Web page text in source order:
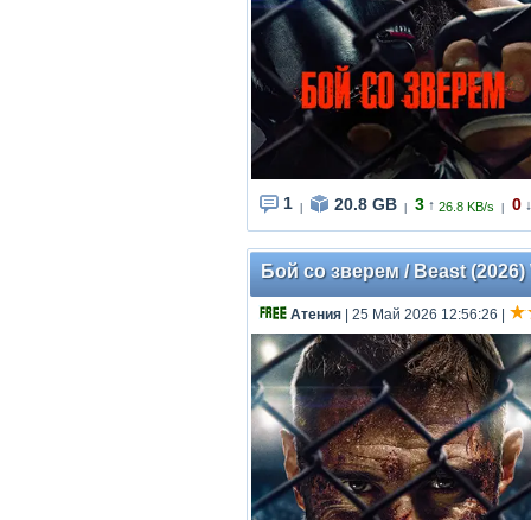
1 20.8 GB 3 ↑ 26.8 KB/s 0 ↓
Бой со зверем / Beast
Атения | 25 Май 2026 12:56:26